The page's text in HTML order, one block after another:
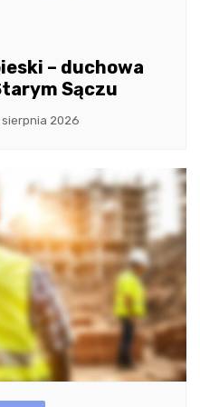
– duchowa
Sączu
sierpnia 2026